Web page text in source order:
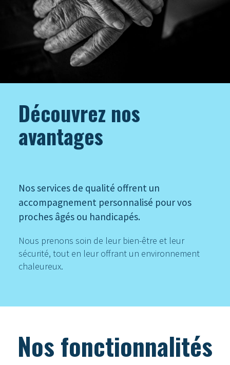
Découvrez nos
avantages
Nos services de qualité offrent un
accompagnement personnalisé pour vos
proches âgés ou handicapés.
Nous prenons soin de leur bien-être et leur
sécurité, tout en leur offrant un environnement
chaleureux.
Nos fonctionnalités